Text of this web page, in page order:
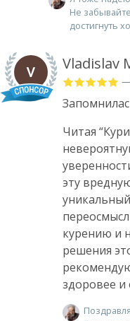
Не
достигнуть
Vladislav
—
Читая
эту
курению и
решения
здоровее и